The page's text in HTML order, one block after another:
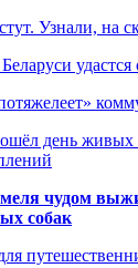
Узнали, на
день живых
чудом
собак